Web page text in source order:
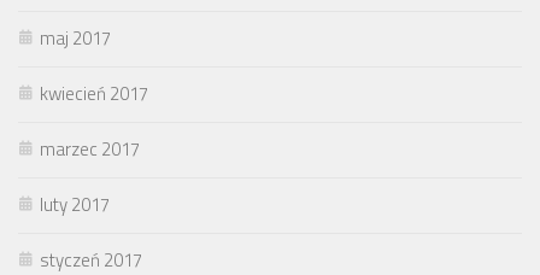
maj 2017
kwiecień 2017
marzec 2017
luty 2017
styczeń 2017